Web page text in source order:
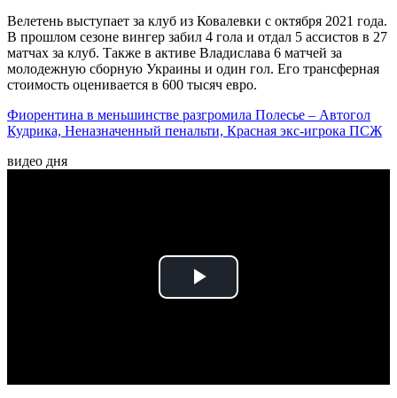
Велетень выступает за клуб из Ковалевки с октября 2021 года.
В прошлом сезоне вингер забил 4 гола и отдал 5 ассистов в 27
матчах за клуб. Также в активе Владислава 6 матчей за
молодежную сборную Украины и один гол. Его трансферная
стоимость оценивается в 600 тысяч евро.
Фиорентина в меньшинстве разгромила Полесье – Автогол
Кудрика, Неназначенный пенальти, Красная экс-игрока ПСЖ
видео дня
Play